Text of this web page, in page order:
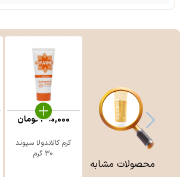
محصولات مشابه
کرم کالاندولا سیوند
30 گرم
390,000تومان